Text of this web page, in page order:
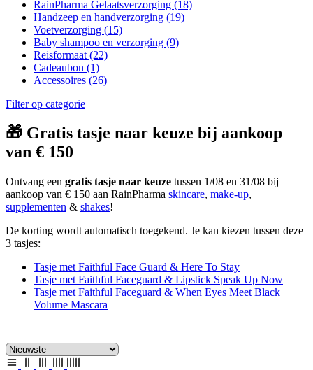
RainPharma Gelaatsverzorging (18)
Handzeep en handverzorging (19)
Voetverzorging (15)
Baby shampoo en verzorging (9)
Reisformaat (22)
Cadeaubon (1)
Accessoires (26)
Filter op categorie
🎁 Gratis tasje naar keuze bij aankoop
van € 150
Ontvang een gratis tasje naar keuze tussen 1/08 en 31/08 bij
aankoop van € 150 aan RainPharma skincare, make-up,
supplementen & shakes!
De korting wordt automatisch toegekend. Je kan kiezen tussen deze
3 tasjes:
Tasje met Faithful Face Guard & Here To Stay
Tasje met Faithful Faceguard & Lipstick Speak Up Now
Tasje met Faithful Faceguard & When Eyes Meet Black
Volume Mascara